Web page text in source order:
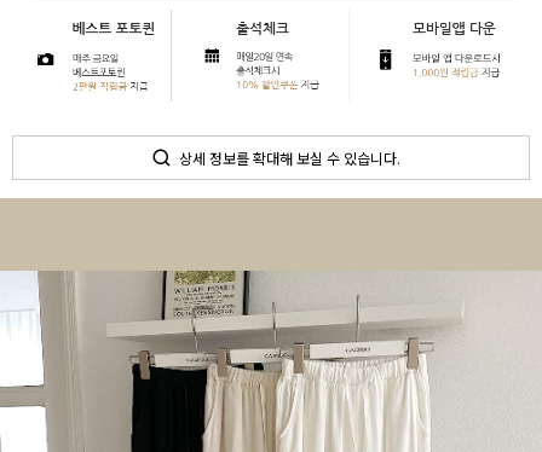
상세 정보를 확대해 보실 수 있습니다.